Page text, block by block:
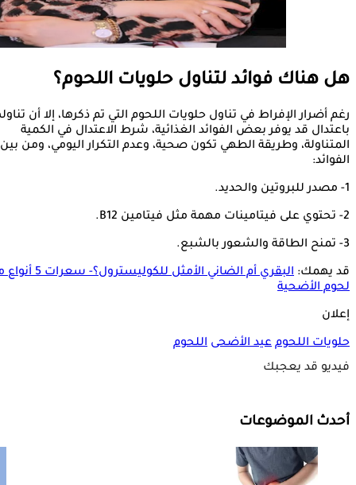
هل هناك فوائد لتناول حلويات اللحوم؟
رغم أضرار الإفراط في تناول حلويات اللحوم التي تم ذكرها، إلا أن
باعتدال قد يوفر بعض الفوائد الغذائية، شرط الاعتدال في الكمية
المتناولة، وطريقة الطهي تكون صحية، وعدم التكرار اليومي، ومن
الفوائد:
1- مصدر للبروتين والحديد.
2- تحتوي على فيتامينات مهمة مثل فيتامين B12.
3- تمنح الطاقة والشعور بالشبع.
قد يهمك:
البقري أم الضاني الأمثل للكوليسترول؟-
لحوم الأضحية
إعلان
حلويات اللحوم عيد الأضحى اللحوم
فيديو قد يعجبك
أحدث الموضوعات